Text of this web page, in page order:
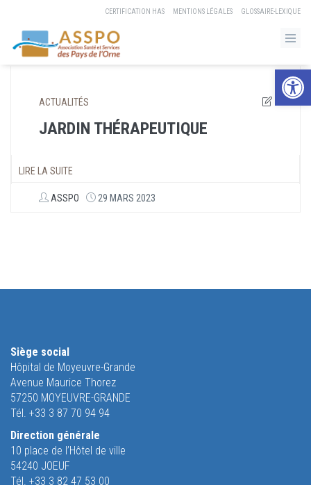
Ouvrir la
CERTIFICATION HAS MENTIONS LÉGALES GLOSSAIRE-LEXIQUE
ACTUALITÉS
JARDIN THÉRAPEUTIQUE
ASSPO 29 MARS 2023
LIRE LA SUITE
Siège social
Hôpital de Moyeuvre-Grande
Avenue Maurice Thorez
57250 MOYEUVRE-GRANDE
Tél. +33 3 87 70 94 94
Direction générale
10 place de l’Hôtel de ville
54240 JOEUF
Tél. +33 3 82 47 53 00